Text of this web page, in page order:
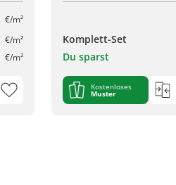
€/m²
€/m²
€/m²
Komplett-Set
Du sparst
Kostenloses
Muster